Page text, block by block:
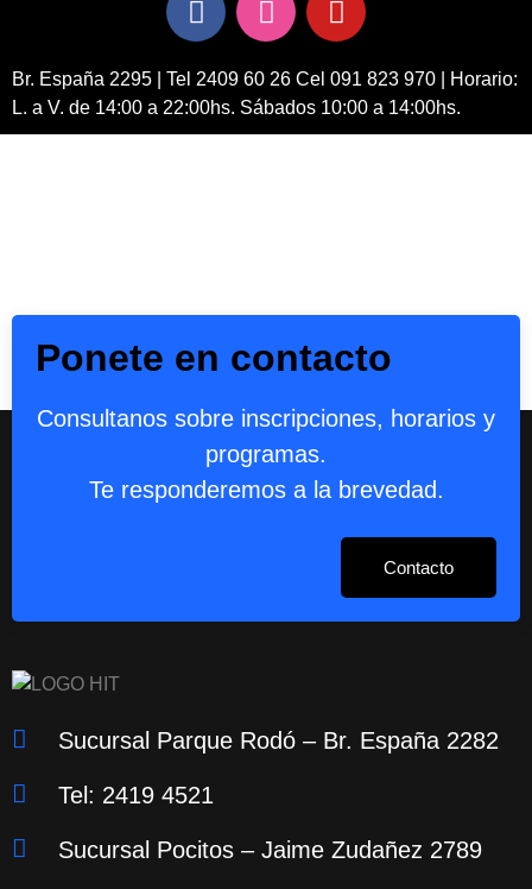
Br. España 2295 | Tel 2409 60 26 Cel 091 823 970 | Horario:
L. a V. de 14:00 a 22:00hs. Sábados 10:00 a 14:00hs.
Ponete en contacto
Consultanos sobre inscripciones, horarios y
programas.
Te responderemos a la brevedad.
Contacto
Sucursal Parque Rodó – Br. España 2282
Tel: 2419 4521
Sucursal Pocitos – Jaime Zudañez 2789